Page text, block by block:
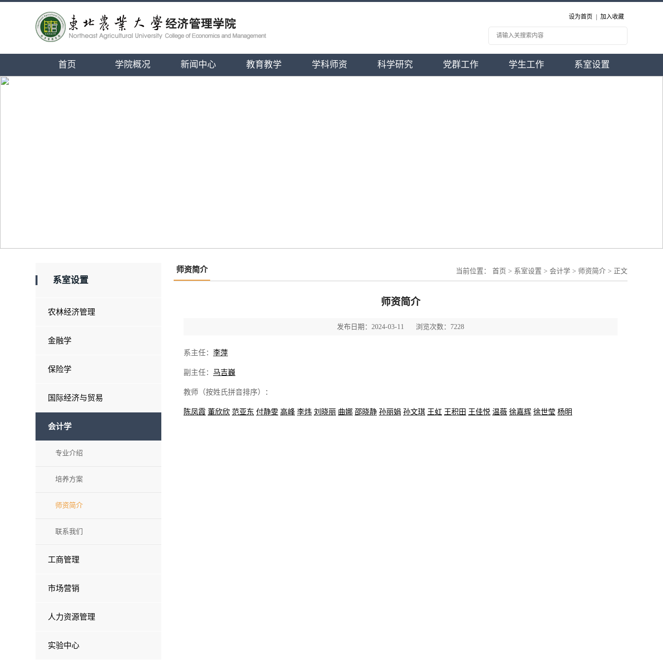
设为首页 加入收藏
首页 学院概况 新闻中心 教育教学 学科师资 科学研究 党群工作 学生工作 系室设置
系室设置
农林经济管理
金融学
保险学
国际经济与贸易
会计学
专业介绍
培养方案
师资简介
联系我们
工商管理
市场营销
人力资源管理
实验中心
师资简介 当前位置： 首页 > 系室设置 > 会计学 > 师资简介 > 正文
师资简介
发布日期：2024-03-11 浏览次数：7228
系主任： 李萍
副主任： 马吉巍
教师（按姓氏拼音排序）：
陈凤霞 董欣欣 范亚东 付静雯 高峰 李炜 刘晓丽 曲娜 邵晓静 孙丽娟 孙文琪 王虹 王积田 王佳悦 温薇 徐嘉辉 徐世莹 杨明